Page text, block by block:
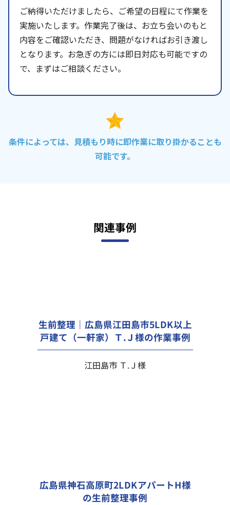
ご納得いただけましたら、ご希望の日程にて作業を
実施いたします。作業完了後は、お立ち会いのもと
内容をご確認いただき、問題がなければお引き渡し
となります。お急ぎの方には即日対応も可能ですの
で、まずはご相談ください。
条件によっては、見積もり時に即作業に取り掛かることも
可能です。
関連事例
生前整理｜広島県江田島市5LDK以上
戸建て（一軒家）Ｔ.Ｊ様の作業事例
江田島市 Ｔ.Ｊ様
広島県神石高原町2LDKアパートH様
の生前整理事例